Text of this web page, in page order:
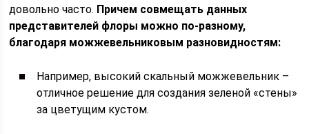
довольно часто. Причем совмещать данных
представителей флоры можно по-разному,
благодаря можжевельниковым разновидностям:
Например, высокий скальный можжевельник –
отличное решение для создания зеленой «стены»
за цветущим кустом.